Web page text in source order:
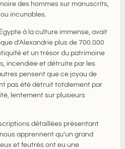
des hommes sur manuscrits,
incunables.
à la culture immense, avait
d’Alexandrie plus de 700.000
et un trésor du patrimoine
incendiée et détruite par les
pensent que ce joyau de
pas été détruit totalement par
lentement sur plusieurs
détaillées présentant
apprennent qu’un grand
et feutrés ont eu une